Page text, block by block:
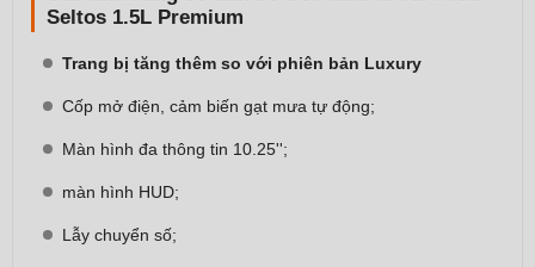
Seltos 1.5L Premium
Trang bị tăng thêm so với phiên bản Luxury
Cốp mở điện, cảm biến gạt mưa tự động;​
Màn hình đa thông tin 10.25'';
màn hình HUD;​
Lẫy chuyển số;​